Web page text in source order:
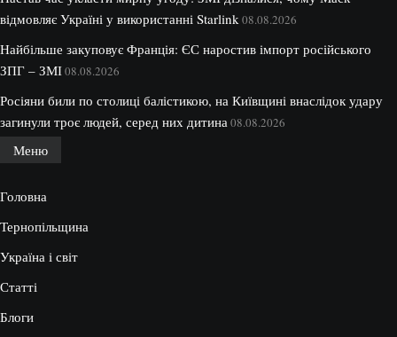
відмовляє Україні у використанні Starlink08.08.2026
Найбільше закуповує Франція: ЄС наростив імпорт російського
ЗПГ – ЗМІ08.08.2026
Росіяни били по столиці балістикою, на Київщині внаслідок удару
загинули троє людей, серед них дитина08.08.2026
Меню
Головна
Тернопільщина
Україна і світ
Статті
Блоги